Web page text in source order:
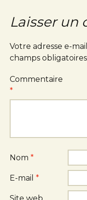
Laisser un
Votre adresse e-
champs
Commentaire
*
Nom *
E-mail *